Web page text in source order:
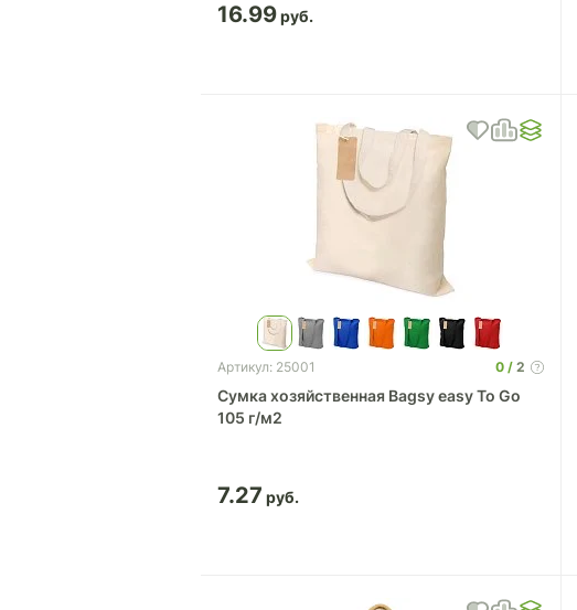
16.99
Артикул: 25001 0 2
Сумка хозяйственная Bagsy easy To Go
105 г/м2
7.27